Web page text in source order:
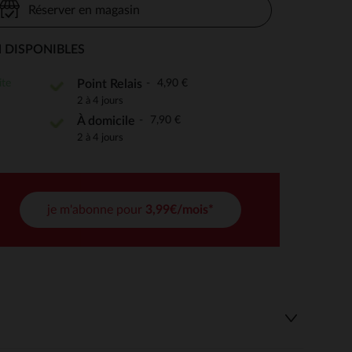
de confidentialité, en garantissant la conformité avec
Réserver en magasin
Point Relais 4,90 €
2 à 4 jours
À domicile 7,90 €
2 à 4 jours
je m'abonne pour 3,99€/mois*